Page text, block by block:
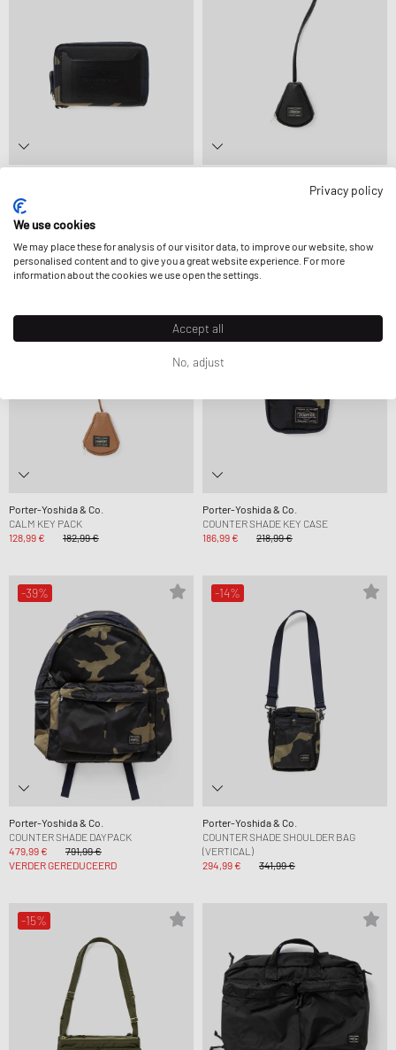
145,99 €
VERDER GEREDUCEERD
-30%
Porter-Yoshida & Co.
CALM KEY PACK
128,99 €
182,99 €
-15%
Porter-Yoshida & Co.
COUNTER SHADE KEY CASE
186,99 €
218,99 €
-39%
Porter-Yoshida & Co.
COUNTER SHADE DAYPACK
479,99 €
791,99 €
VERDER GEREDUCEERD
-14%
Porter-Yoshida & Co.
COUNTER SHADE SHOULDER BAG
(VERTICAL)
294,99 €
341,99 €
-15%
Privacy policy
We use cookies
We may place these for analysis of our visitor data, to improve our website, show
personalised content and to give you a great website experience. For more
information about the cookies we use open the settings.
Accept all
No, adjust